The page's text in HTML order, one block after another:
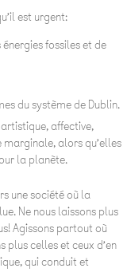
est urgent:
fossiles et de
du système de Dublin.
affective,
alors qu’elles
la planète.
une société où la
Ne nous laissons plus
Agissons partout où
plus celles et ceux d’en
qui conduit et